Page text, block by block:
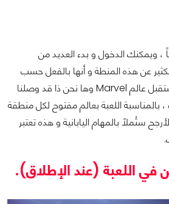
ويمكنك الدخول و بدء العديد من
عن هذه المنطة و أنها بالفعل حسب
الكوميكس ستظهر في مستقبل عالم Marvel وها نحن ذا قد وصلنا
اللعبة بعالم مفتوح لكل منطقة
ستُملاً بالمهام اليابانية و هذه تعتبر
في اللعبة (عند الإطلاق).